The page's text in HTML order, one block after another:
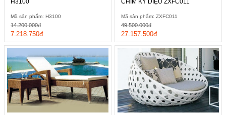
H3100
Mã sản phẩm: H3100
7.218.750đ
14.200.000đ
CHIM KỲ DIỆU ZXFC011
Mã sản phẩm: ZXFC011
27.157.500đ
49.500.000đ